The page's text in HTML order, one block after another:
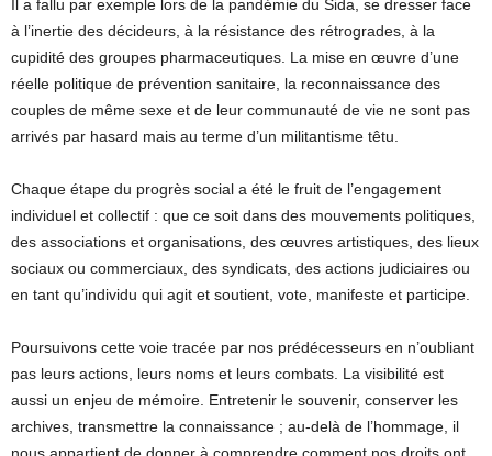
Il a fallu par exemple lors de la pandémie du Sida, se dresser face
à l’inertie des décideurs, à la résistance des rétrogrades, à la
cupidité des groupes pharmaceutiques. La mise en œuvre d’une
réelle politique de prévention sanitaire, la reconnaissance des
couples de même sexe et de leur communauté de vie ne sont pas
arrivés par hasard mais au terme d’un militantisme têtu.
Chaque étape du progrès social a été le fruit de l’engagement
individuel et collectif : que ce soit dans des mouvements politiques,
des associations et organisations, des œuvres artistiques, des lieux
sociaux ou commerciaux, des syndicats, des actions judiciaires ou
en tant qu’individu qui agit et soutient, vote, manifeste et participe.
Poursuivons cette voie tracée par nos prédécesseurs en n’oubliant
pas leurs actions, leurs noms et leurs combats. La visibilité est
aussi un enjeu de mémoire. Entretenir le souvenir, conserver les
archives, transmettre la connaissance ; au-delà de l’hommage, il